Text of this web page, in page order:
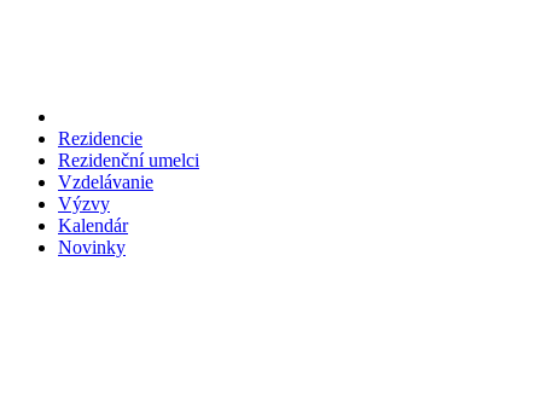
Rezidencie
Rezidenční umelci
Vzdelávanie
Výzvy
Kalendár
Novinky